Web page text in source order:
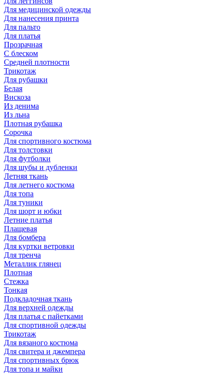
Для медицинской одежды
Для нанесения принта
Для пальто
Для платья
Прозрачная
С блеском
Средней плотности
Трикотаж
Для рубашки
Белая
Вискоза
Из денима
Из льна
Плотная рубашка
Сорочка
Для спортивного костюма
Для толстовки
Для футболки
Для шубы и дубленки
Летняя ткань
Для летнего костюма
Для топа
Для туники
Для шорт и юбки
Летние платья
Плащевая
Для бомбера
Для куртки ветровки
Для тренча
Металлик глянец
Плотная
Стежка
Тонкая
Подкладочная ткань
Для верхней одежды
Для платья с пайетками
Для спортивной одежды
Трикотаж
Для вязаного костюма
Для свитера и джемпера
Для спортивных брюк
Для топа и майки